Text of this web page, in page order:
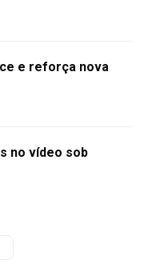
e reforça nova
no vídeo sob